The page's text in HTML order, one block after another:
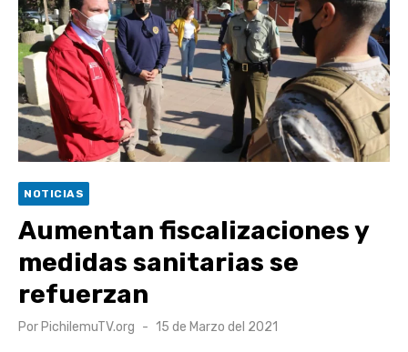
UOH y Municipalidad de Machalí suscriben convenio para
esterilización de mascotas
Hospital de Santa Cruz y Atención Primaria fortalecen
alianza para mejorar el acceso a la atención
gastroenterológica
Rector y diputado Neumann se refieren a cuestionamientos
Valparaíso vuelve a posicionarse como la ciudad con la
conexión a internet más rápida del mundo
NOTICIAS
Aumentan fiscalizaciones y
medidas sanitarias se
refuerzan
Por PichilemuTV.org
Publicado
15 de Marzo del 2021